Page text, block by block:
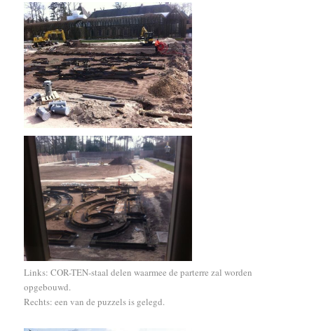
Links: COR-TEN-staal delen waarmee de parterre zal worden
opgebouwd.
Rechts: een van de puzzels is gelegd.